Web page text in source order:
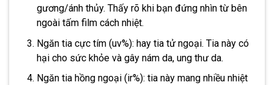
gương/ánh thủy. Thấy rõ khi bạn đứng nhìn từ bên
ngoài tấm film cách nhiệt.
Ngăn tia cực tím (uv%): hay tia tử ngoại. Tia này có
hại cho sức khỏe và gây nám da, ung thư da.
Ngăn tia hồng ngoại (ir%): tia này mang nhiều nhiệt